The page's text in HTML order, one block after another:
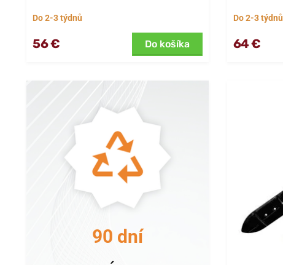
Do 2-3 týdnů
56 € Do košíka
Do 2-3 týdnů
64 €
90 dní